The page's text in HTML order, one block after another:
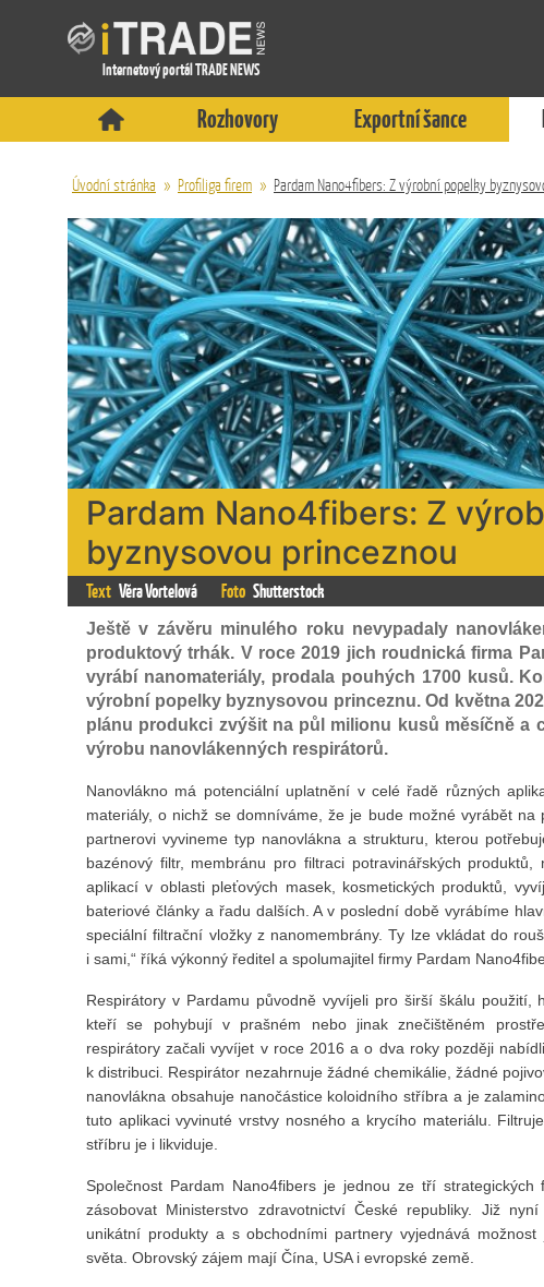
Internetový portál TRADE NEWS
Rozhovory Exportní šance
Úvodní stránka » Profiliga firem » Pardam Nano4fibers: Z výrobní popelky
Pardam Nano4fibers: Z
byznysovou princeznou
Text Věra Vortelová Foto Shutterstock
Ještě v závěru minulého roku nevypadaly
produktový trhák. V roce 2019 jich roudnická firma
vyrábí nanomateriály, prodala pouhých 1700 kusů.
výrobní popelky byznysovou princeznu. Od května
plánu produkci zvýšit na půl milionu kusů měsíčně a
výrobu nanovlákenných respirátorů.
Nanovlákno má potenciální uplatnění v celé řadě různých
materiály, o nichž se domníváme, že je bude možné vyrábět na
partnerovi vyvineme typ nanovlákna a strukturu, kterou
bazénový filtr, membránu pro filtraci potravinářských
aplikací v oblasti pleťových masek, kosmetických produktů,
bateriové články a řadu dalších. A v poslední době vyrábíme
speciální filtrační vložky z nanomembrány. Ty lze vkládat do
i sami,“ říká výkonný ředitel a spolumajitel firmy Pardam
Respirátory v Pardamu původně vyvíjeli pro širší škálu použití,
kteří se pohybují v prašném nebo jinak znečištěném
respirátory začali vyvíjet v roce 2016 a o dva roky později
k distribuci. Respirátor nezahrnuje žádné chemikálie, žádné
nanovlákna obsahuje nanočástice koloidního stříbra a je
tuto aplikaci vyvinuté vrstvy nosného a krycího materiálu.
stříbru je i likviduje.
Společnost Pardam Nano4fibers je jednou ze tří
zásobovat Ministerstvo zdravotnictví České republiky. Již
unikátní produkty a s obchodními partnery vyjednává
světa. Obrovský zájem mají Čína, USA i evropské země.